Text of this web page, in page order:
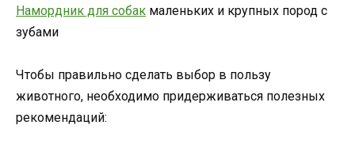
Намордник для собак маленьких и крупных пород с
зубами
Чтобы правильно сделать выбор в пользу
животного, необходимо придерживаться полезных
рекомендаций: